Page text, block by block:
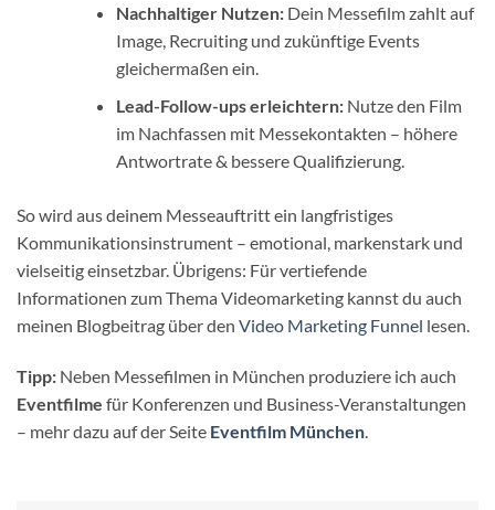
Nachhaltiger Nutzen:Dein Messefilm zahlt auf
Image, Recruiting und zukünftige Events
gleichermaßen ein.
Lead-Follow-ups erleichtern:Nutze den Film
im Nachfassen mit Messekontakten – höhere
Antwortrate & bessere Qualifizierung.
So wird aus deinem Messeauftritt ein langfristiges
Kommunikationsinstrument – emotional, markenstark und
vielseitig einsetzbar. Übrigens: Für vertiefende
Informationen zum Thema Videomarketing kannst du auch
meinen Blogbeitrag über den Video Marketing Funnel lesen.
Tipp: Neben Messefilmen in München produziere ich auch
Eventfilme für Konferenzen und Business-Veranstaltungen
– mehr dazu auf der Seite Eventfilm München.